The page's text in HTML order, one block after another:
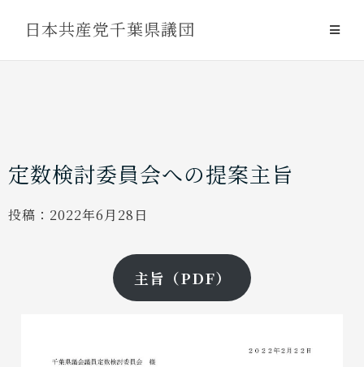
日本共産党千葉県議団
定数検討委員会への提案主旨
投稿： 2022年6月28日
主旨（PDF）